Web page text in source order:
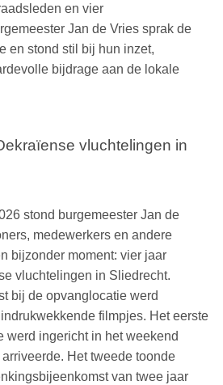
en vier
Jan de Vries sprak de
en stond stil bij hun inzet,
bijdrage aan de lokale
vluchtelingen in
stond burgemeester Jan de
medewerkers en andere
bijzonder moment: vier jaar
vluchtelingen in Sliedrecht.
bij de opvanglocatie werd
filmpjes. Het eerste
werd ingericht in het weekend
Het tweede toonde
van twee jaar